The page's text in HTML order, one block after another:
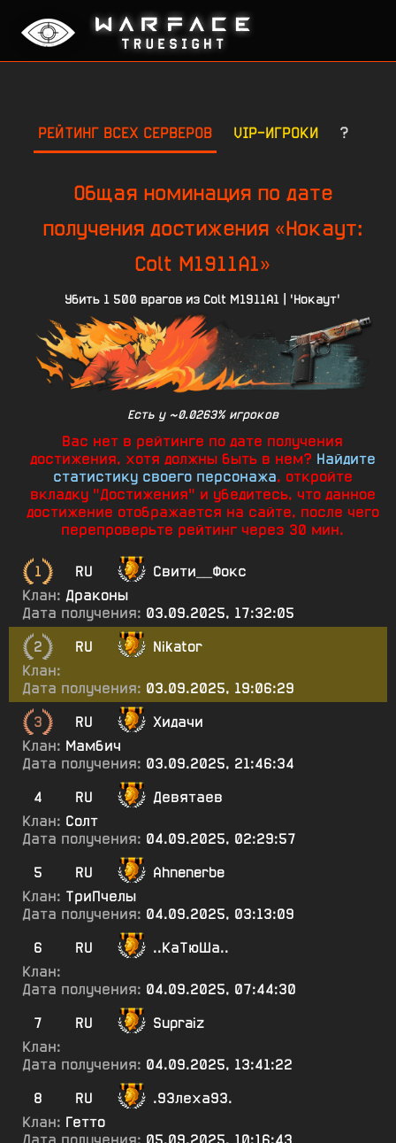
РЕЙТИНГ ВСЕХ СЕРВЕРОВ VIP-ИГРОКИ ?
Общая номинация по дате
получения достижения «Нокаут:
Colt M1911A1»
Убить 1 500 врагов из Colt M1911A1 | 'Нокаут'
Есть у ~0.0263% игроков
Вас нет в рейтинге по дате получения
достижения, хотя должны быть в нем? Найдите
статистику своего персонажа, откройте
вкладку "Достижения" и убедитесь, что данное
достижение отображается на сайте, после чего
перепроверьте рейтинг через 30 мин.
1 RU
Свити__Фокс
Клан: Драконы
Дата получения: 03.09.2025, 17:32:05
2
RU
Nikator
Клан:
Дата получения: 03.09.2025, 19:06:29
3
RU
Хидачи
Клан: Мамбич
Дата получения: 03.09.2025, 21:46:34
4
RU
Девятаев
Клан: Солт
Дата получения: 04.09.2025, 02:29:57
5
RU
Ahnenerbe
Клан: ТриПчелы
Дата получения: 04.09.2025, 03:13:09
6
RU
..КаТюШа..
Клан:
Дата получения: 04.09.2025, 07:44:30
7
RU
Supraiz
Клан:
Дата получения: 04.09.2025, 13:41:22
8
RU
.93леха93.
Клан: Гетто